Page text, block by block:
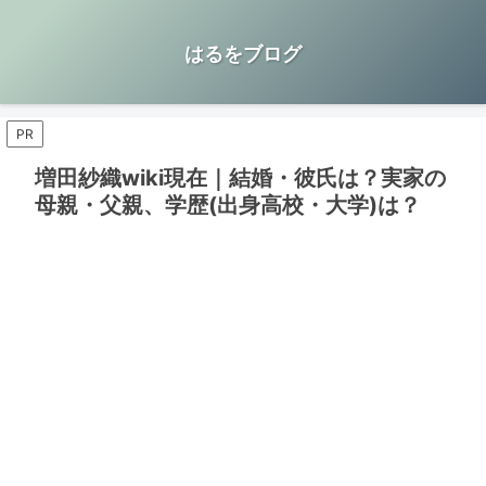
はるをブログ
PR
増田紗織wiki現在｜結婚・彼氏は？実家の
母親・父親、学歴(出身高校・大学)は？